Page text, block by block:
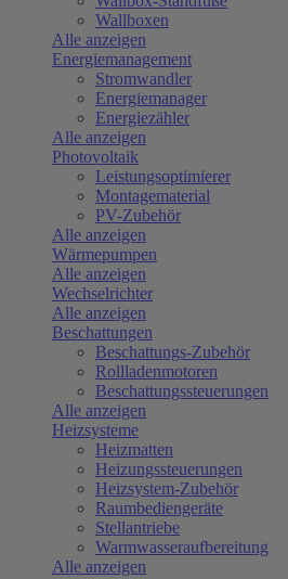
Wallboxen
Alle anzeigen
Energiemanagement
Stromwandler
Energiemanager
Energiezähler
Alle anzeigen
Photovoltaik
Leistungsoptimierer
Montagematerial
PV-Zubehör
Alle anzeigen
Wärmepumpen
Alle anzeigen
Wechselrichter
Alle anzeigen
Beschattungen
Beschattungs-Zubehör
Rollladenmotoren
Beschattungssteuerungen
Alle anzeigen
Heizsysteme
Heizmatten
Heizungssteuerungen
Heizsystem-Zubehör
Raumbediengeräte
Stellantriebe
Warmwasseraufbereitung
Alle anzeigen